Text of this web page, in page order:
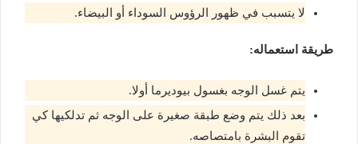
لا يتسبب في ظهور الرؤوس السوداء أو البيضاء.
طريقة استعماله:
يتم غسل الوجه بغسول بيوديرما أولا.
بعد ذلك يتم وضع طبقة صغيرة على الوجه ثم تدلكيها كي
تقوم البشرة بامتصاصه.